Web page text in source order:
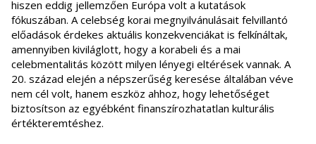
hiszen eddig jellemzően Európa volt a kutatások
fókuszában. A celebség korai megnyilvánulásait felvillantó
előadások érdekes aktuális konzekvenciákat is felkínáltak,
amennyiben kiviláglott, hogy a korabeli és a mai
celebmentalitás között milyen lényegi eltérések vannak. A
20. század elején a népszerűség keresése általában véve
nem cél volt, hanem eszköz ahhoz, hogy lehetőséget
biztosítson az egyébként finanszírozhatatlan kulturális
értékteremtéshez.